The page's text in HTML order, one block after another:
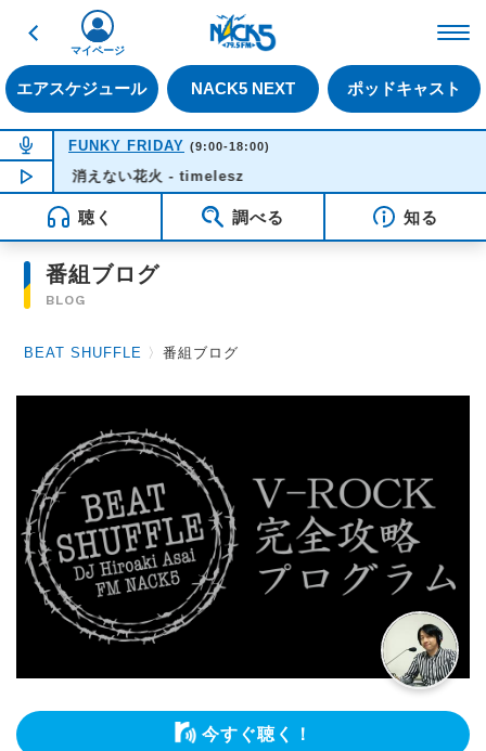
戻る
エアスケジュール NACK5 NEXT ポッドキャスト
マイページ
NOW ON AIR
FUNKY FRIDAY (9:00-18:00)
NOW PLAYING 10:55
消えない花火 - timelesz
聴く 調べる 知る
番組ブログ
BLOG
BEAT SHUFFLE 〉番組ブログ
今すぐ聴く！